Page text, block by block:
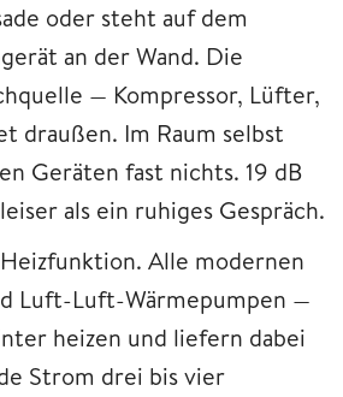
oder steht auf dem
an der Wand. Die
— Kompressor, Lüfter,
draußen. Im Raum selbst
Geräten fast nichts. 19 dB
als ein ruhiges Gespräch.
Alle modernen
Luft-Luft-Wärmepumpen —
heizen und liefern dabei
Strom drei bis vier